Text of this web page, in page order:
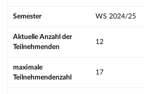
Semester WS 2024/25
Aktuelle Anzahl der
Teilnehmenden
12
maximale
Teilnehmendenzahl
17